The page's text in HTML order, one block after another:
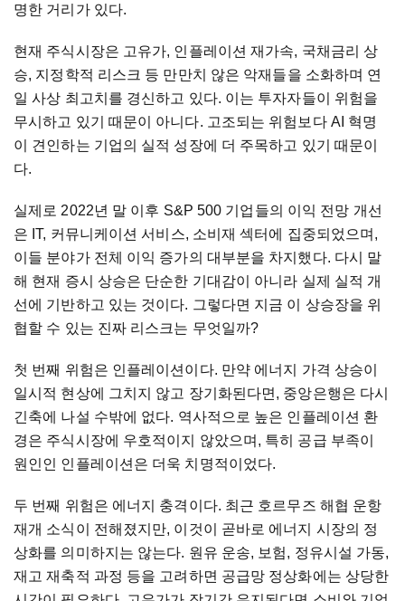
명한 거리가 있다.
현재 주식시장은 고유가, 인플레이션 재가속, 국채금리 상
승, 지정학적 리스크 등 만만치 않은 악재들을 소화하며 연
일 사상 최고치를 경신하고 있다. 이는 투자자들이
위험을
무시하고 있기 때문이 아니다. 고조되는 위험보다AI 혁명
이
견인하는 기업의 실적 성장에 더 주목하고 있기
때문이
다.
실제로 2022년 말 이후 S&P 500 기업들의 이익 전망 개선
은 IT, 커뮤니케이션 서비스, 소비재 섹터에 집중되었으며 ,
이들 분야가 전체 이익 증가의 대부분을 차지했다. 다시
말
해 현재 증시 상승은 단순한 기대감이 아니라 실제 실적 개
선에 기반하고 있는 것이다. 그렇다면 지금 이 상승장을 위
협할 수 있는 진짜 리스크는 무엇일까?
첫 번째 위험은 인플레이션이다. 만약 에너지 가격 상승이
일시적 현상에 그치지 않고 장기화된다면 , 중앙은행은 다시
긴축에 나설 수밖에 없다. 역사적으로 높은 인플레이션 환
경은 주식시장에 우호적이지 않았으며 , 특히 공급 부족이
원인인 인플레이션은 더욱 치명적이었다.
두 번째 위험은 에너지 충격이다. 최근 호르무즈 해협 운항
재개 소식이 전해졌지만, 이것이 곧바로 에너지 시장의 정
상화를 의미하지는 않는다. 원유 운송, 보험, 정유시설 가동,
재고 재축적 과정 등을 고려하면 공급망 정상화에는 상당한